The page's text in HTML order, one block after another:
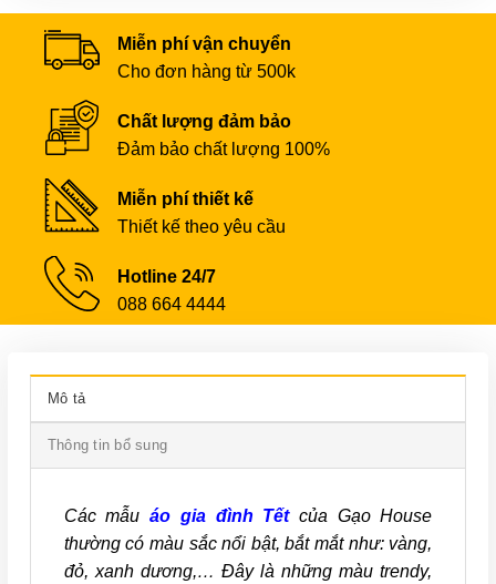
Miễn phí vận chuyển
Cho đơn hàng từ 500k
Chất lượng đảm bảo
Đảm bảo chất lượng 100%
Miễn phí thiết kế
Thiết kế theo yêu cầu
Hotline 24/7
088 664 4444
Mô tả
Thông tin bổ sung
Các mẫuáo gia đình Tết của Gạo House
thường có màu sắc nổi bật, bắt mắt như: vàng,
đỏ, xanh dương,… Đây là những màu trendy,